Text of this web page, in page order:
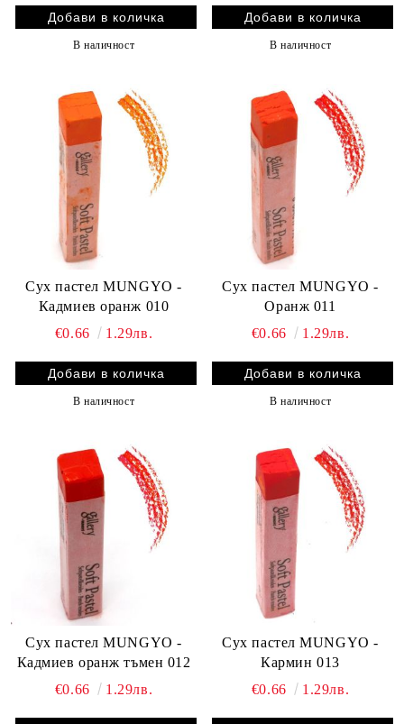
В наличност В наличност
Сух пастел MUNGYO -
Кадмиев оранж 010
€0.66
1.29лв.
В наличност
Сух пастел MUNGYO -
Оранж 011
€0.66
1.29лв.
В наличност
Сух пастел MUNGYO -
Кадмиев оранж тъмен 012
€0.66
1.29лв.
Сух пастел MUNGYO -
Кармин 013
€0.66
1.29лв.